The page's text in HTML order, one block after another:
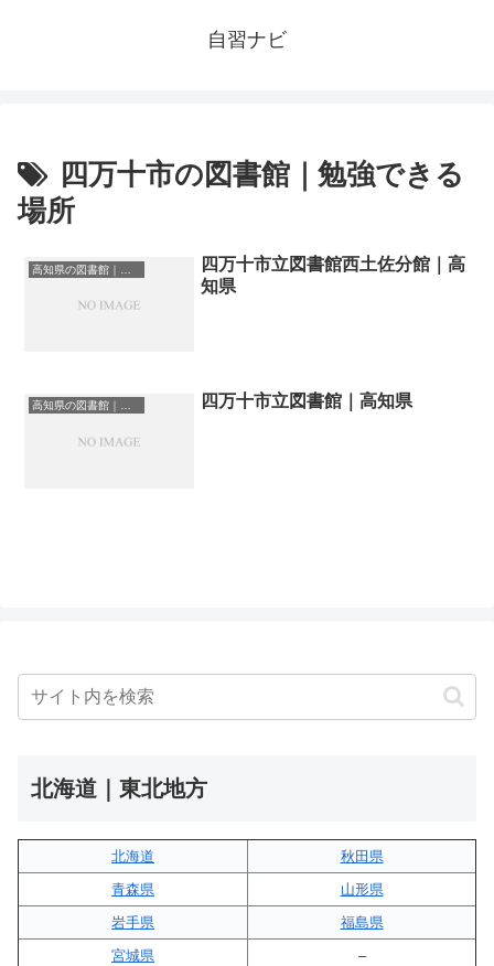
自習ナビ
四万十市の図書館｜勉強できる
場所
四万十市立図書館西土佐分館｜高
知県
高知県の図書館｜勉強できる場所 四万十市立図書館｜高知県
北海道｜東北地方
北海道
秋田県
青森県
山形県
岩手県
福島県
宮城県
–